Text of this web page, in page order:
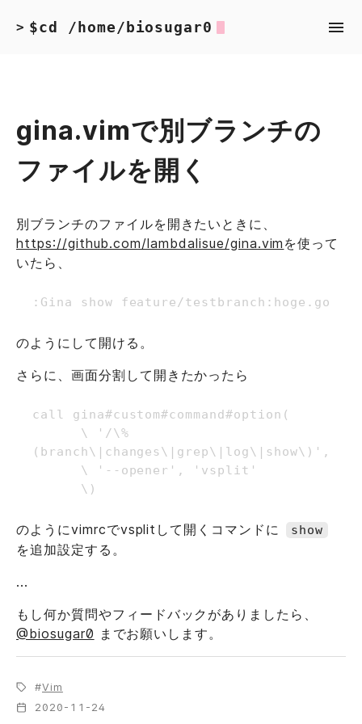
> $cd /home/biosugar0
gina.vimで別ブランチの
ファイルを開く
別ブランチのファイルを開きたいときに、
https://github.com/lambdalisue/gina.vim を使って
いたら、
のようにして開ける。
さらに、画面分割して開きたかったら
call gina#custom#command#option(
(branch\|changes\|grep\|log\|show\)',
のようにvimrcでvsplitして開くコマンドに show
を追加設定する。
...
もし何か質問やフィードバックがありましたら、
@biosugar0 までお願いします。
Vim
2020-11-24